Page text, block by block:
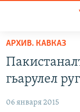
упрощенного
доступа
основному
АВТОРСКИЕ
ЦИТАТЫ СВОБОДЫ
АРХИВ. КАВКАЗ
гьарулел
06 января 2015